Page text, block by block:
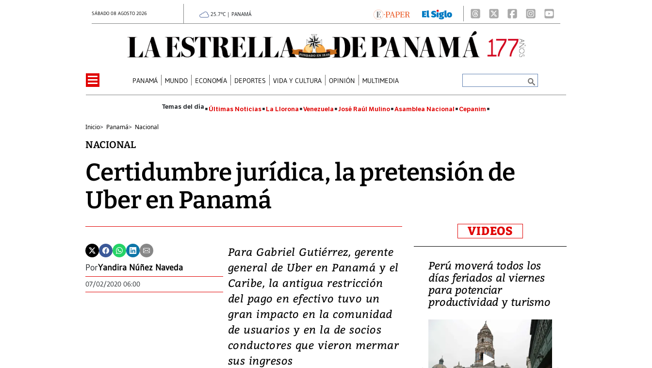
SÁBADO 08 AGOSTO 2026 25.7°C | PANAMÁ
PANAMÁ MUNDO ECONOMÍA DEPORTES VIDA Y CULTURA OPINIÓN MULTIMEDIA
Últimas Noticias La Llorona Venezuela José Raúl Mulino Asamblea Nacional Cepanim
Inicio> Panamá> Nacional
NACIONAL
Certidumbre jurídica, la pretensión de
Uber en Panamá
PorYandira Núñez Naveda
07/02/2020 06:00
Para Gabriel Gutiérrez, gerente
general de Uber en Panamá y el
Caribe, la antigua restricción
del pago en efectivo tuvo un
gran impacto en la comunidad
de usuarios y en la de socios
conductores que vieron mermar
sus ingresos
VIDEOS
Video: Lula lanza su
candidatura con
promesas de inversión
en defensa, educación y
tierras raras
Perú moverá todos los
días feriados al viernes
para potenciar
productividad y turismo